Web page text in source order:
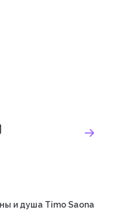
и душа Timo Saona